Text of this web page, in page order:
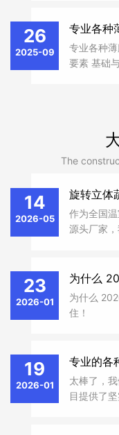
4-8米‌ 1。
26
2025-09
专业各种
专业各种
要素 基础
The
14
2026-05
旋转立体
作为全国
源头厂家
23
2026-01
为什么
住！​
19
2026-01
专业的各
太棒了，
目提供了